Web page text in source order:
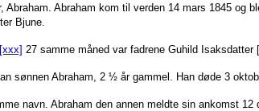
Abraham kom til verden 14 mars 1845 og
Bjune.
[xxx] 27 samme måned var fadrene Guhild Isaksdatter
sønnen Abraham, 2 ½ år gammel. Han døde 3
navn. Abraham den annen meldte sin ankomst 12